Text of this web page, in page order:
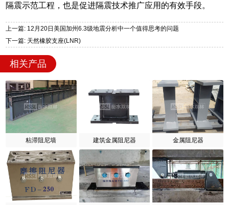
隔震示范工程，也是促进隔震技术推广应用的有效手段。
上一篇: 12月20日美国加州6.3级地震分析中一个值得思考的问题
下一篇: 天然橡胶支座(LNR)
相关产品
粘滞阻尼墙 建筑金属阻尼器 金属阻尼器